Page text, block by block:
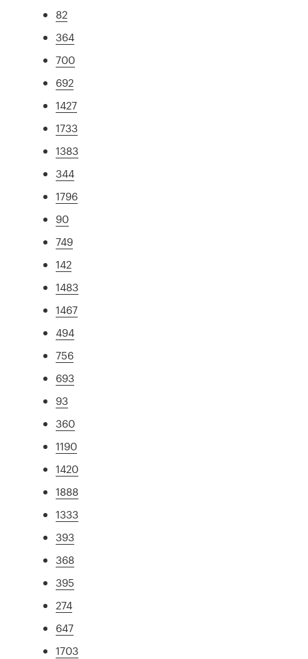
82
364
700
692
1427
1733
1383
344
1796
90
749
142
1483
1467
494
756
693
93
360
1190
1420
1888
1333
393
368
395
274
647
1703